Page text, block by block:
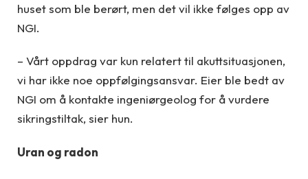
huset som ble berørt, men det vil ikke følges opp av
NGI.
– Vårt oppdrag var kun relatert til akuttsituasjonen,
vi har ikke noe oppfølgingsansvar. Eier ble bedt av
NGI om å kontakte ingeniørgeolog for å vurdere
sikringstiltak, sier hun.
Uran og radon